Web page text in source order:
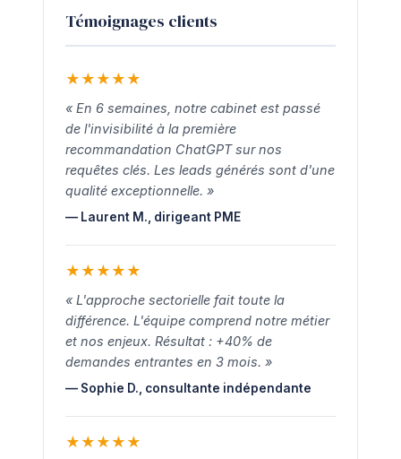
Témoignages clients
★ ★ ★ ★ ★
« En 6 semaines, notre cabinet est passé
de l'invisibilité à la première
recommandation ChatGPT sur nos
requêtes clés. Les leads générés sont d'une
qualité exceptionnelle. »
— Laurent M., dirigeant PME
★ ★ ★ ★ ★
« L'approche sectorielle fait toute la
différence. L'équipe comprend notre métier
et nos enjeux. Résultat : +40% de
demandes entrantes en 3 mois. »
— Sophie D., consultante indépendante
★ ★ ★ ★ ★